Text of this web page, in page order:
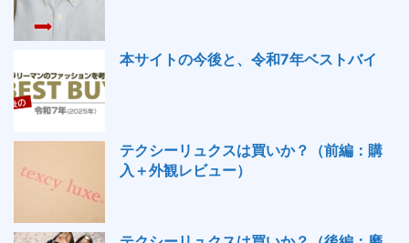
本サイトの今後と、令和7年ベストバイ
テクシーリュクスは買いか？（前編：購
入＋外観レビュー）